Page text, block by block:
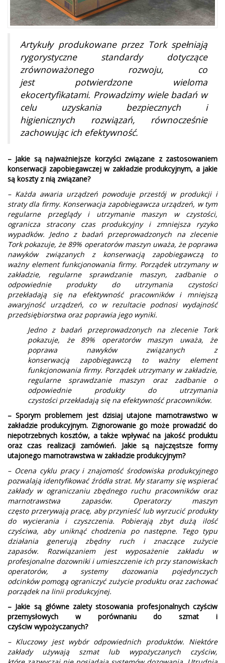
Artykuły produkowane przez Tork spełniają
rygorystyczne standardy dotyczące
zrównoważonego rozwoju, co
jest potwierdzone wieloma
ekocertyfikatami. Prowadzimy wiele badań w
celu uzyskania bezpiecznych i
higienicznych rozwiązań, równocześnie
zachowując ich efektywność.
– Jakie są najważniejsze korzyści związane z zastosowaniem
konserwacji zapobiegawczej w zakładzie produkcyjnym, a jakie
są koszty z nią związane?
– Każda awaria urządzeń powoduje przestój w produkcji i
straty dla firmy. Konserwacja zapobiegawcza urządzeń, w tym
regularne przeglądy i utrzymanie maszyn w czystości,
ogranicza stracony czas produkcyjny i zmniejsza ryzyko
wypadków. Jedno z badań przeprowadzonych na zlecenie
Tork pokazuje, że 89% operatorów maszyn uważa, że poprawa
nawyków związanych z konserwacją zapobiegawczą to
ważny element funkcjonowania firmy. Porządek utrzymany w
zakładzie, regularne sprawdzanie maszyn, zadbanie o
odpowiednie produkty do utrzymania czystości
przekładają się na efektywność pracowników i mniejszą
awaryjność urządzeń, co w rezultacie podnosi wydajność
przedsiębiorstwa oraz poprawia jego wyniki.
Jedno z badań przeprowadzonych na zlecenie Tork
pokazuje, że 89% operatorów maszyn uważa, że
poprawa nawyków związanych z
konserwacją zapobiegawczą to ważny element
funkcjonowania firmy. Porządek utrzymany w zakładzie,
regularne sprawdzanie maszyn oraz zadbanie o
odpowiednie produkty do utrzymania
czystości przekładają się na efektywność pracowników.
– Sporym problemem jest dzisiaj utajone marnotrawstwo w
zakładzie produkcyjnym. Zignorowanie go może prowadzić do
niepotrzebnych kosztów, a także wpływać na jakość produktu
oraz czas realizacji zamówień. Jakie są najczęstsze formy
utajonego marnotrawstwa w zakładzie produkcyjnym?
– Ocena cyklu pracy i znajomość środowiska produkcyjnego
pozwalają identyfikować źródła strat. My staramy się wspierać
zakłady w ograniczaniu zbędnego ruchu pracowników oraz
marnotrawstwa zapasów. Operatorzy maszyn
często przerywają pracę, aby przynieść lub wyrzucić produkty
do wycierania i czyszczenia. Pobierają zbyt dużą ilość
czyściwa, aby uniknąć chodzenia po następne. Tego typu
działania generują zbędny ruch i znaczące zużycie
zapasów. Rozwiązaniem jest wyposażenie zakładu w
profesjonalne dozowniki i umieszczenie ich przy stanowiskach
operatorów, a systemy dozowania pojedynczych
odcinków pomogą ograniczyć zużycie produktu oraz zachować
porządek na linii produkcyjnej.
– Jakie są główne zalety stosowania profesjonalnych czyściw
przemysłowych w porównaniu do szmat i
czyściw wypożyczanych?
– Kluczowy jest wybór odpowiednich produktów. Niektóre
zakłady używają szmat lub wypożyczanych czyściw,